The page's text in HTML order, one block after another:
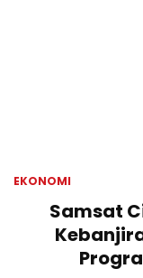
EKONOMI
Samsat